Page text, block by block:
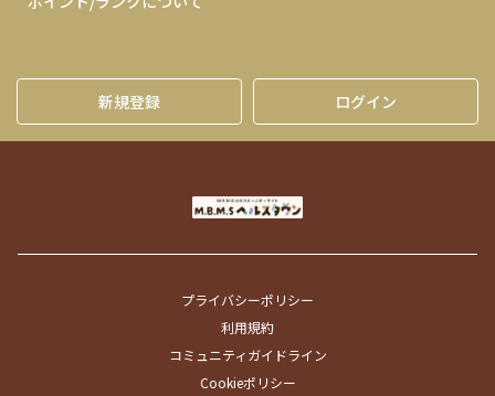
新規登録 ログイン
プライバシーポリシー
利用規約
コミュニティガイドライン
Cookieポリシー